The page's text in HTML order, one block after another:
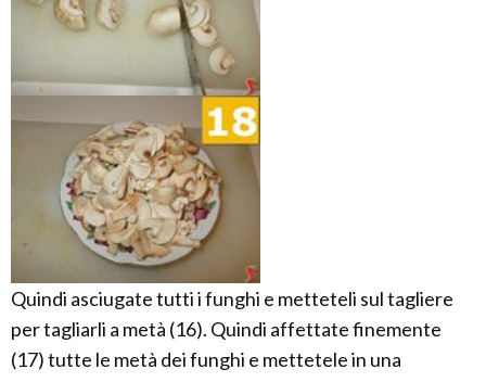
Quindi asciugate tutti i funghi e metteteli sul tagliere
per tagliarli a metà (16). Quindi affettate finemente
(17) tutte le metà dei funghi e mettetele in una